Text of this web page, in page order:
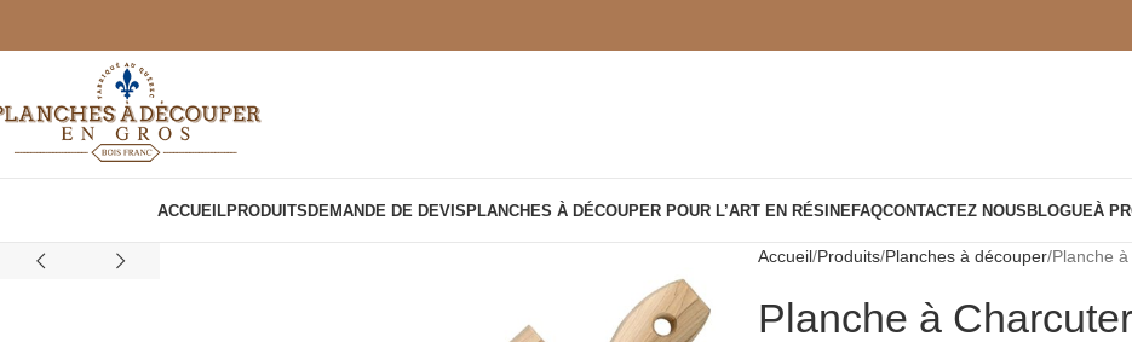
ACCUEILPRODUITSDEMANDE DE DEVISPLANCHES À DÉCOUPER POUR L’ART EN RÉSINEFAQCONTACTEZ NOUSBLOGUEÀ
Accueil Produits Planches à découper Planche
Planche à